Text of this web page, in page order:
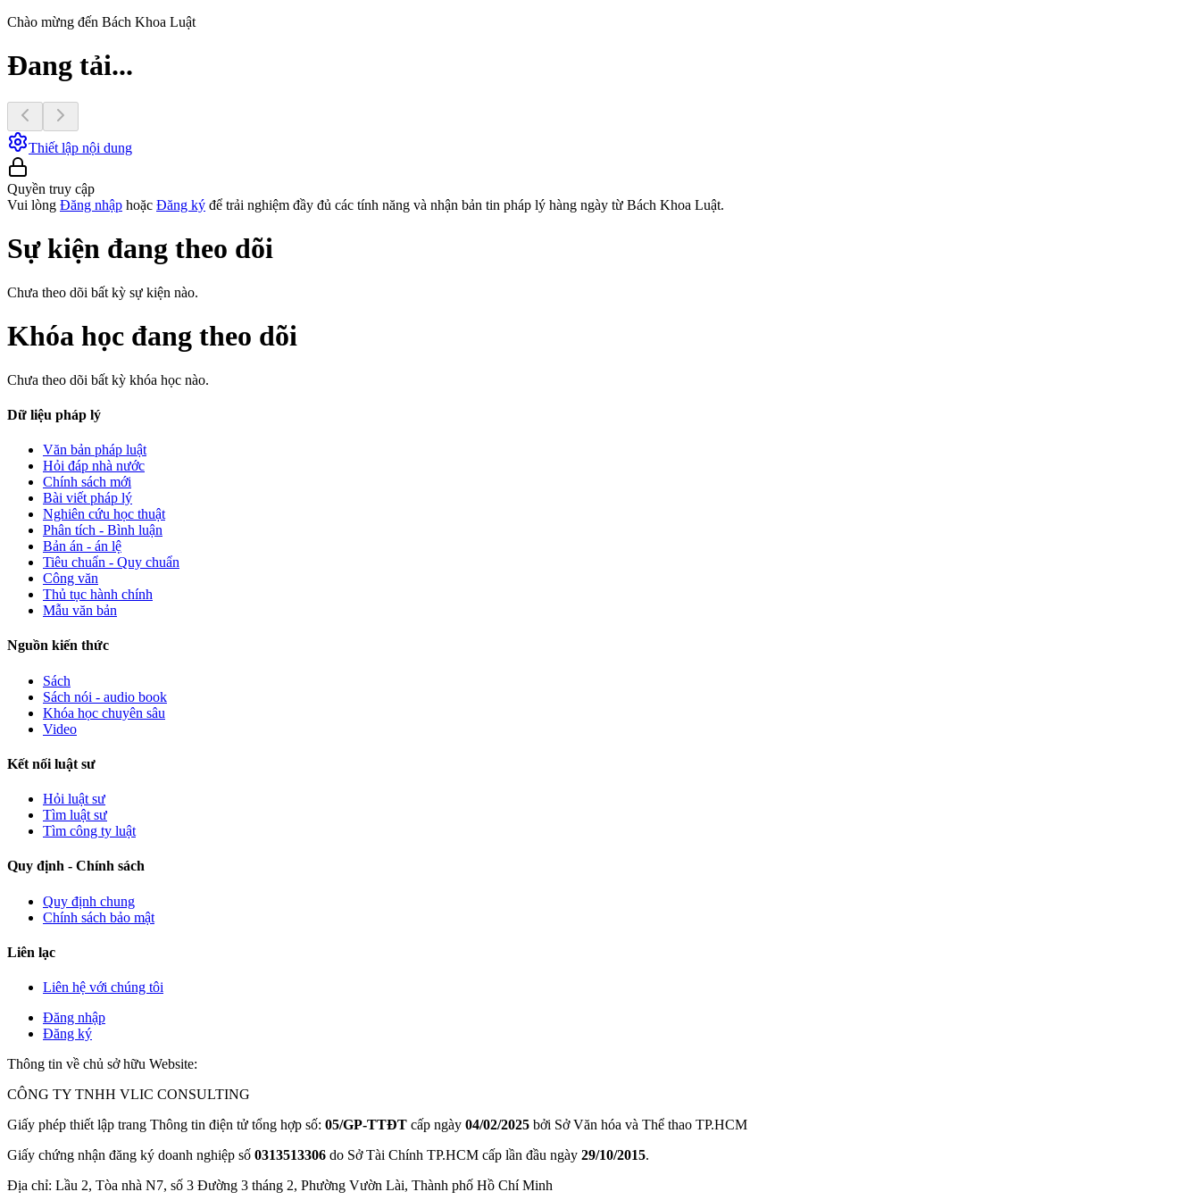
Chào mừng đến Bách Khoa Luật
Đang tải...
Thiết lập nội dung
Quyền truy cập
Vui lòng Đăng nhập hoặc Đăng ký để trải nghiệm đầy đủ các tính năng và nhận bản tin pháp lý hàng ngày từ Bách Khoa Luật.
Sự kiện đang theo dõi
Chưa theo dõi bất kỳ sự kiện nào.
Khóa học đang theo dõi
Chưa theo dõi bất kỳ khóa học nào.
Dữ liệu pháp lý
Văn bản pháp luật
Hỏi đáp nhà nước
Chính sách mới
Bài viết pháp lý
Nghiên cứu học thuật
Phân tích - Bình luận
Bản án - án lệ
Tiêu chuẩn - Quy chuẩn
Công văn
Thủ tục hành chính
Mẫu văn bản
Nguồn kiến thức
Sách
Sách nói - audio book
Khóa học chuyên sâu
Video
Kết nối luật sư
Hỏi luật sư
Tìm luật sư
Tìm công ty luật
Quy định - Chính sách
Quy định chung
Chính sách bảo mật
Liên lạc
Liên hệ với chúng tôi
Đăng nhập
Đăng ký
Thông tin về chủ sở hữu Website:
CÔNG TY TNHH VLIC CONSULTING
Giấy phép thiết lập trang Thông tin điện tử tổng hợp số: 05/GP-TTĐT cấp ngày 04/02/2025 bởi Sở Văn hóa và Thể thao TP.HCM
Giấy chứng nhận đăng ký doanh nghiệp số 0313513306 do Sở Tài Chính TP.HCM cấp lần đầu ngày 29/10/2015.
Địa chỉ: Lầu 2, Tòa nhà N7, số 3 Đường 3 tháng 2, Phường Vườn Lài, Thành phố Hồ Chí Minh